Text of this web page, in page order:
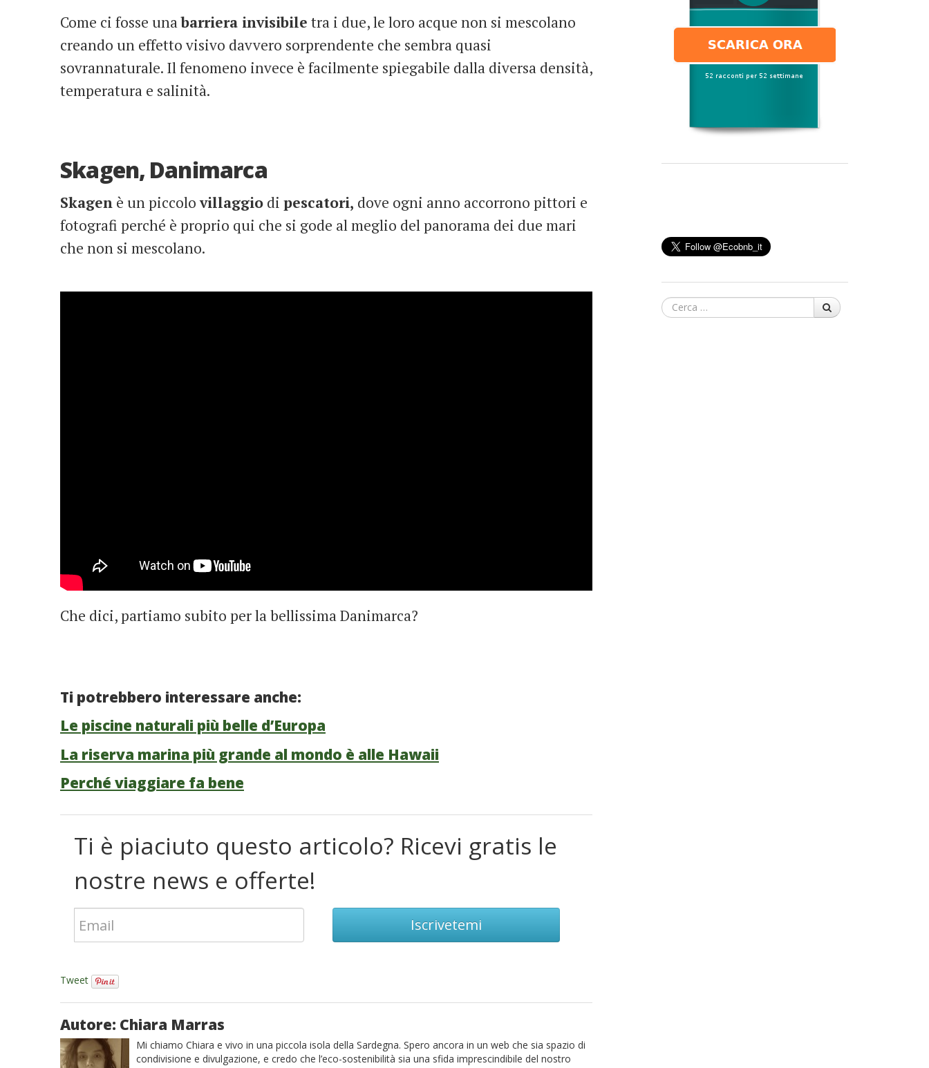
Come ci fosse unabarriera invisibile tra i due, le loro acque non si mescolano
creando un effetto visivo davvero sorprendente che sembra quasi
sovrannaturale. Il fenomeno invece è facilmente spiegabile dalla diversa densità,
temperatura e salinità.
Skagen, Danimarca
Skagen è un piccolovillaggio di pescatori, dove ogni anno accorrono pittori e
fotografi perché è proprio qui che si gode al meglio del panorama dei due mari
che non si mescolano.
Che dici, partiamo subito per la bellissima Danimarca?
Ti potrebbero interessare anche:
Le piscine naturali più belle d’Europa
La riserva marina più grande al mondo è alle Hawaii
Perché viaggiare fa bene
Ti è piaciuto questo articolo? Ricevi gratis le
nostre news e offerte!
Iscrivetemi
Tweet
Autore: Chiara Marras
Mi chiamo Chiara e vivo in una piccola isola della Sardegna. Spero ancora in un web che sia spazio di
condivisione e divulgazione, e credo che l’eco-sostenibilità sia una sfida imprescindibile del nostro
Cerca